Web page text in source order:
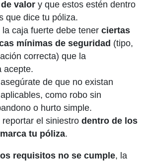
valor y que estos estén dentro
que dice tu póliza.
la caja fuerte debe tener ciertas
mínimas de seguridad (tipo,
correcta) que la
acepte.
de que no existan
como robo sin
o hurto simple.
reportar el siniestro dentro de los
tu póliza.
requisitos no se cumple, la